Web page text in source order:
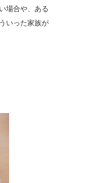
場合や、ある
いった家族が